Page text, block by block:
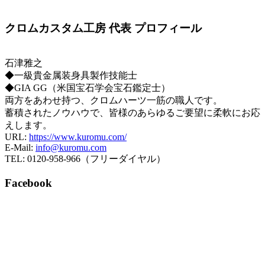
クロムカスタム工房 代表 プロフィール
石津雅之
◆一級貴金属装身具製作技能士
◆GIA GG（米国宝石学会宝石鑑定士）
両方をあわせ持つ、クロムハーツ一筋の職人です。
蓄積されたノウハウで、皆様のあらゆるご要望に柔軟にお応
えします。
URL: https://www.kuromu.com/
E-Mail: info@kuromu.com
TEL: 0120-958-966（フリーダイヤル）
Facebook